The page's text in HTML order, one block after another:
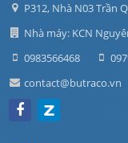
P312, Nhà N03 Trần
Nhà máy: KCN
0983566468
contact@butraco.vn